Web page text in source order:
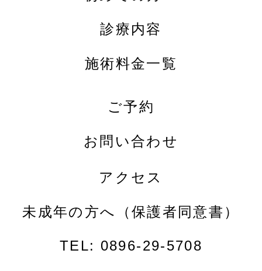
診療内容
施術料金一覧
ご予約
お問い合わせ
アクセス
未成年の方へ（保護者同意書）
TEL: 0896-29-5708